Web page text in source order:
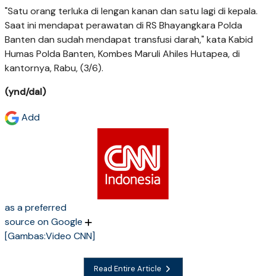
"Satu orang terluka di lengan kanan dan satu lagi di kepala.
Saat ini mendapat perawatan di RS Bhayangkara Polda
Banten dan sudah mendapat transfusi darah," kata Kabid
Humas Polda Banten, Kombes Maruli Ahiles Hutapea, di
kantornya, Rabu, (3/6).
(ynd/dal)
Add
as a preferred
source on Google
[Gambas:Video CNN]
Read Entire Article